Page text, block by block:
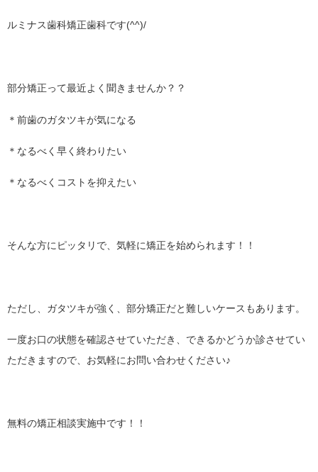
ルミナス歯科矯正歯科です(^^)/
部分矯正って最近よく聞きませんか？？
＊前歯のガタツキが気になる
＊なるべく早く終わりたい
＊なるべくコストを抑えたい
そんな方にピッタリで、気軽に矯正を始められます！！
ただし、ガタツキが強く、部分矯正だと難しいケースもあります。
一度お口の状態を確認させていただき、できるかどうか診させてい
ただきますので、お気軽にお問い合わせください♪
無料の矯正相談実施中です！！